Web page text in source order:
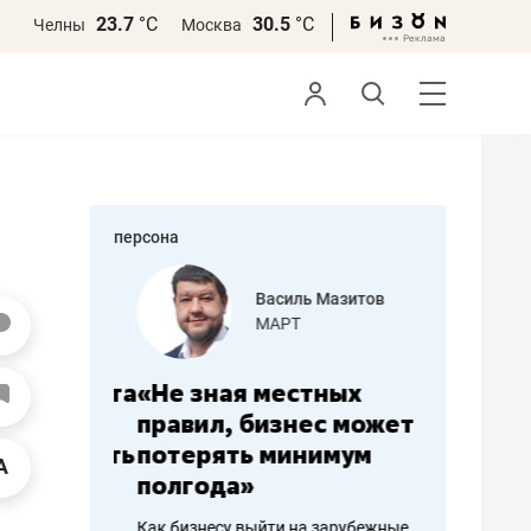
Челны 23.7 °С Москва 30.5 °С
персона
работа
Василь Мазитов
МАРТ
«Не зная местных
правил, бизнес может
потерять минимум
полгода»